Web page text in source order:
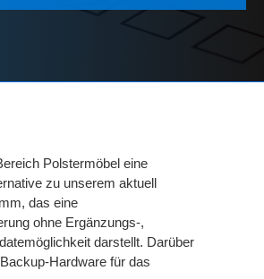
Polstermöbel eine
zu unserem aktuell
das eine
ohne Ergänzungs-,
darstellt. Darüber
Hardware für das